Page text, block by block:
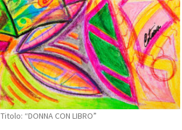
Titolo: “DONNA CON LIBRO”